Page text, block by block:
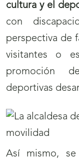
cultura y el
con
perspectiva de
visitantes o
promoción
deportivas
Así mismo, se